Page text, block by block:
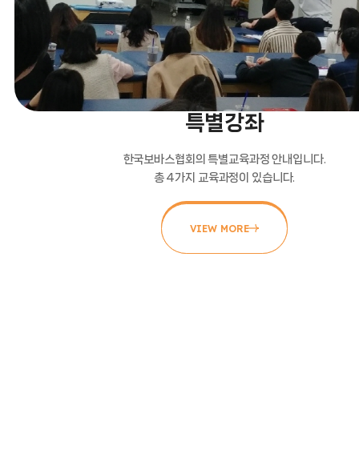
특별강좌
한국보바스협회의 특별교육과정 안내입니다.
총 4가지 교육과정이 있습니다.
VIEW MORE